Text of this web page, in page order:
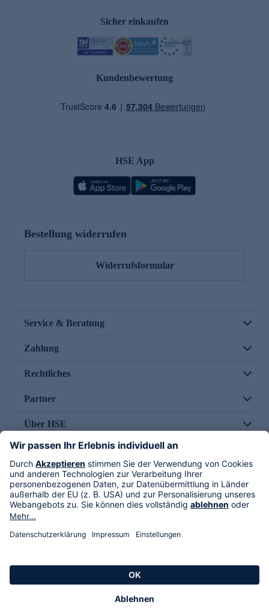
Sicher einkaufen
Kundenbewertung
HSE App
Bestellung widerrufen
Widerrufsformular
Service & Beratung
Zahlung
Rechtliches
Partner
Über HSE
Im TV
HSE International